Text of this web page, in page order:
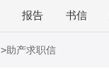
报告 书信
>助产求职信